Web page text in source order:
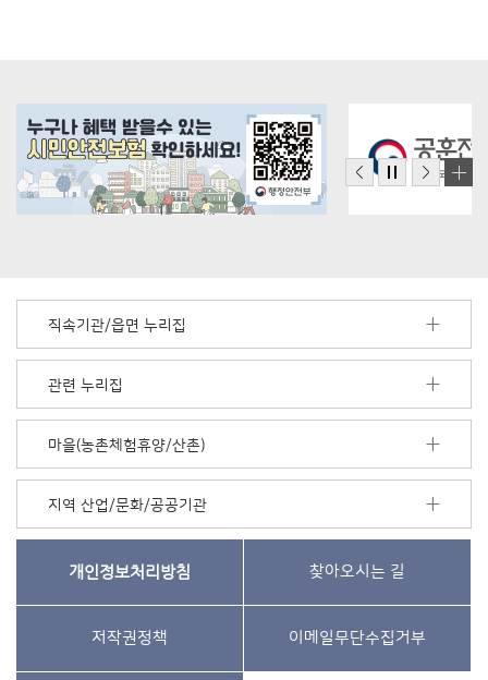
직속기관/읍면 누리집
관련 누리집
마을(농촌체험휴양/산촌)
지역 산업/문화/공공기관
개인정보처리방침 찾아오시는 길
저작권정책 이메일무단수집거부